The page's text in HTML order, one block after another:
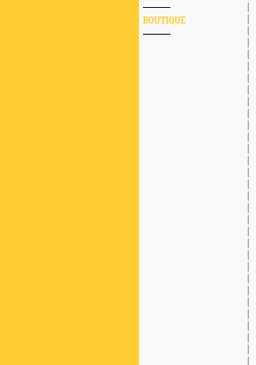
BOUTIQUE